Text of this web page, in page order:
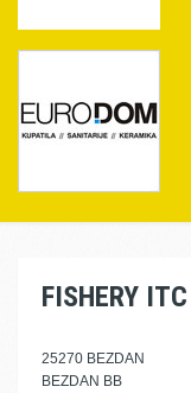
FISHERY ITC
25270 BEZDAN
BEZDAN BB